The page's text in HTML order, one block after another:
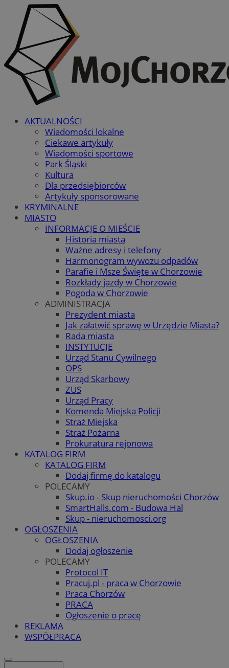
AKTUALNOŚCI
Wiadomości lokalne
Ciekawe artykuły
Wiadomości sportowe
Park Śląski
Kultura
Dla przedsiębiorców
Artykuły sponsorowane
KRYMINALNE
MIASTO
INFORMACJE O MIEŚCIE
Historia miasta
Ważne adresy i telefony
Harmonogram wywozu odpadów
Parafie i Msze Święte w Chorzowie
Rozkłady jazdy w Chorzowie
Pogoda w Chorzowie
ADMINISTRACJA
Prezydent miasta
Jak załatwić sprawę w Urzędzie Miasta?
Rada miasta
INSTYTUCJE
Urząd Stanu Cywilnego
OPS
Urząd Skarbowy
ZUS
Urząd Pracy
Komenda Miejska Policji
Straż Miejska
Straż Pożarna
Prokuratura rejonowa
KATALOG FIRM
KATALOG FIRM
Dodaj firmę do katalogu
POLECAMY
Skup.io - Skup nieruchomości Chorzów
SmartHalls.com - Budowa Hal
Skup - nieruchomosci.org
OGŁOSZENIA
OGŁOSZENIA
Dodaj ogłoszenie
POLECAMY
Protocol IT
Pracuj.pl - praca w Chorzowie
Praca Chorzów
PRACA
Ogłoszenie o pracę
REKLAMA
WSPÓŁPRACA